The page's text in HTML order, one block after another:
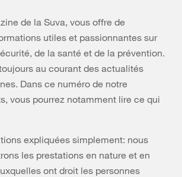
de la Suva, vous offre de
utiles et passionnantes sur
de la santé et de la prévention.
au courant des actualités
Dans ce numéro de notre
vous pourrez notamment lire ce qui
expliquées simplement: nous
les prestations en nature et en
ont droit les personnes